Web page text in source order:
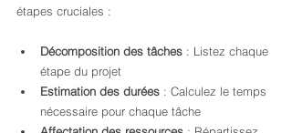
étapes cruciales :
Décomposition des tâches : Listez chaque
étape du projet
Estimation des durées : Calculez le temps
nécessaire pour chaque tâche